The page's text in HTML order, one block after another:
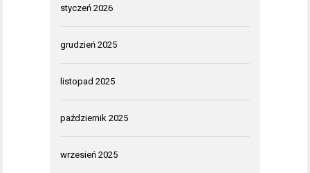
styczeń 2026
grudzień 2025
listopad 2025
październik 2025
wrzesień 2025